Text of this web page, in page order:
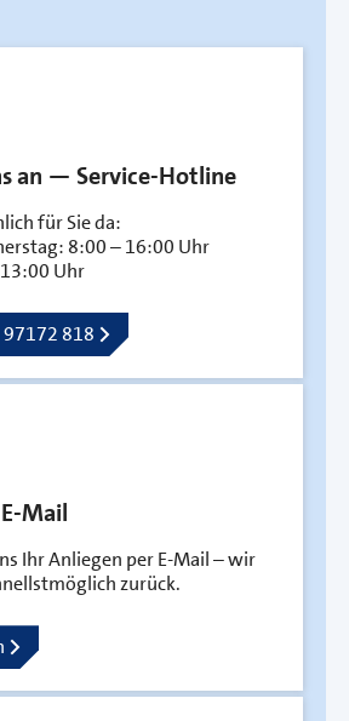
an — Service-Hotline
für Sie da:
8:00 – 16:00 Uhr
Uhr
818
Mail
Ihr Anliegen per E-Mail – wir
zurück.